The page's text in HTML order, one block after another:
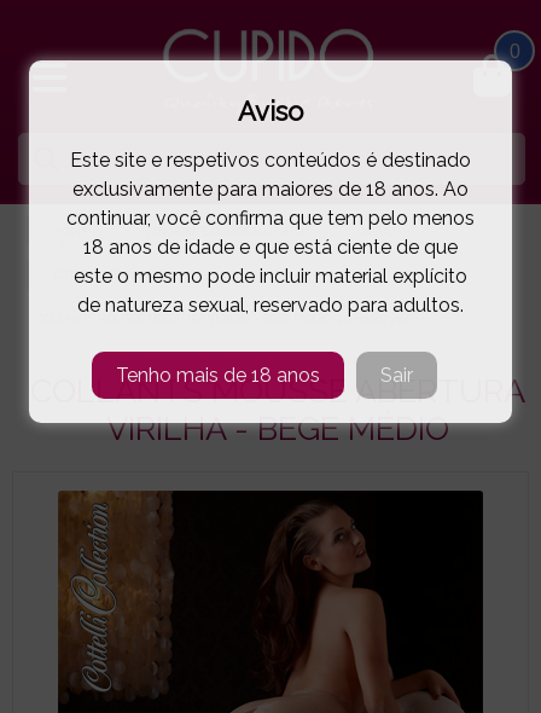
0
LINGERIE E ROUPA MULHER MEIAS
COTTELLI COLLECTION
( 11-251007356E )
COLLANTS MOUSSE ABERTURA
VIRILHA - BEGE MÉDIO
Aviso
Este site e respetivos conteúdos é destinado
exclusivamente para maiores de 18 anos. Ao
continuar, você confirma que tem pelo menos
18 anos de idade e que está ciente de que
este o mesmo pode incluir material explícito
de natureza sexual, reservado para adultos.
Tenho mais de 18 anos Sair